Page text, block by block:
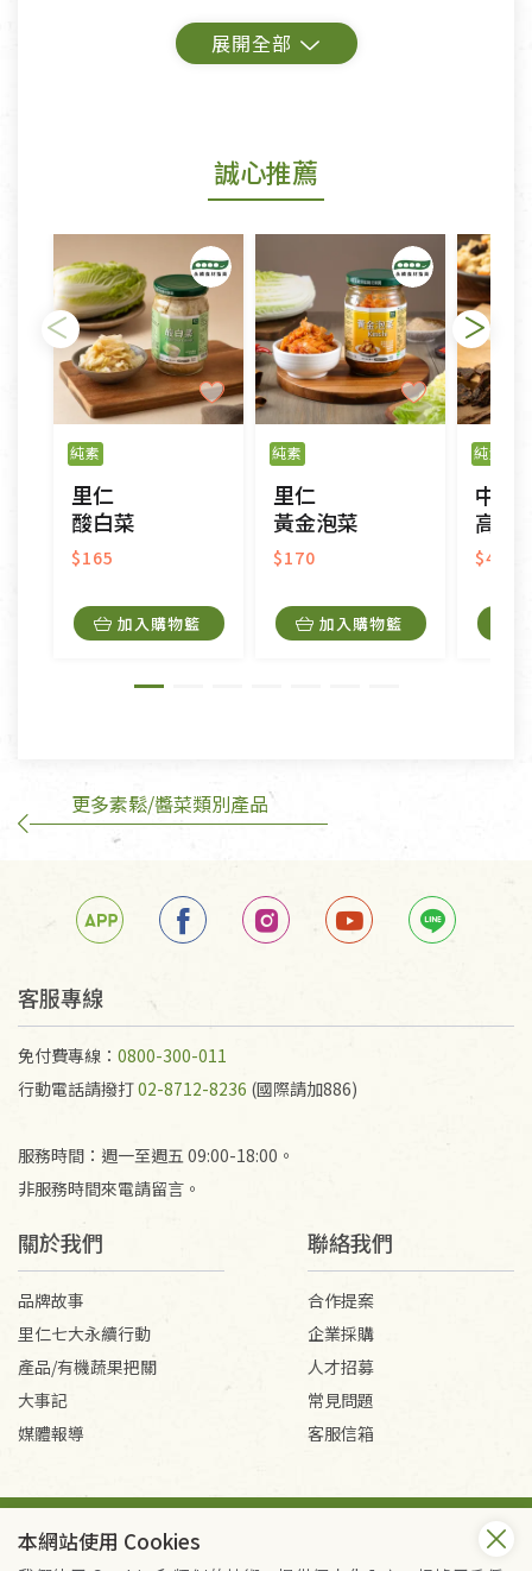
鑑賞期商品說明：
若您購買的商品有下列「不適用七天鑑賞期商品」情
形者，除商品瑕疵以外，恕不接受退換貨.
依消保法之規定提供該商品七天免費鑑賞期(含例假
日)的服務，原則上若商品未經使用或被汙損(除商品
瑕疵)，一般皆可申請退換貨。
不適用七天鑑賞期商品：
以數位或電磁紀錄形式儲存之商品、易於變質或損壞
之商品、以及性質上無法或不適合退換之商品：如
CD、VCD、DVD、電腦軟體，若產品瑕疵無法讀取僅
接受原片換新。
衣飾鞋類-如T恤，如於送達後水洗或污損者。
美容保養用品、內衣褲、襪子、口罩等私人消耗性產
內衣褲、襪子、口罩個人衛生用品除商品本身有瑕疵
外,依據《通訊交易解除權合理例外情事適用準
訂購手抄稿退貨需知：
手抄稿進行退貨時，請務必保持原包裝方式及使用原
若未保持原包裝方式或未使用原箱退回，導致書籍有
任何折損、磨損、污損或凹角，將不接受退貨，也不
不接受退貨之手抄稿，為敬重法寶故，里仁網購無法
代為結緣處理等。 若需將手抄稿寄還給消費者，因而
產生的運費100元/箱將由消費者負擔。
誠心推薦
純素
里仁
酸白菜
$165
加入購物籃
純素
里仁
黃金泡菜
$170
加入購物籃
純素
中如
高原黃
$450
更多素鬆/醬菜類別產品
客服專線
免付費專線： 0800-300-011
行動電話請撥打02-8712-8236 (國際請加886)
服務時間：週一至週五 09:00-18:00。
非服務時間來電請留言。
關於我們
品牌故事
里仁七大永續行動
產品/有機蔬果把關
大事記
媒體報導
聯絡我們
合作提案
企業採購
人才招募
常見問題
客服信箱
Copyright © 2026 里仁事業股份有限公司(統編：16301262) /
本網站使用 Cookies